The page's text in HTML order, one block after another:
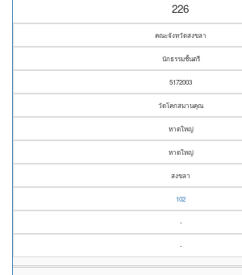
226
คณะจังหวัดสงขลา
นักธรรมชั้นตรี
5172003
วัดโคกสมานคุณ
หาดใหญ่
หาดใหญ่
สงขลา
102
-
-